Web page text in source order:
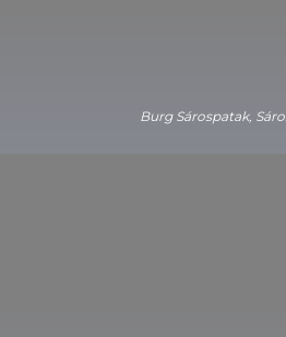
Burg Sárospatak,
aus Rhyolith-Tuff wurden riesige
Kammern gemeißelt, die man
kann. Dazu öffnen sich aus den
verzweigten Kasematten-Gänge
zum Weg hinauf zur Burg. Die
führt sie zurück in die Zeit der
erinnert - einzigartig in Ungarn -
Grenzburgen, sondern an den
Armee, die hier zwischen 1596
Die Burg befindet sich auf dem